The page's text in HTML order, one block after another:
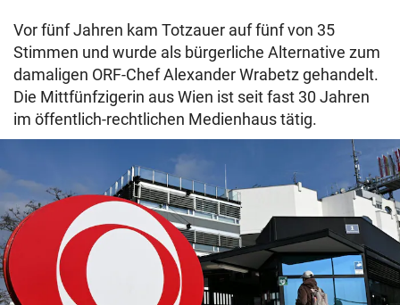
Vor fünf Jahren kam Totzauer auf fünf von 35
Stimmen und wurde als bürgerliche Alternative zum
damaligen ORF-Chef Alexander Wrabetz gehandelt.
Die Mittfünfzigerin aus Wien ist seit fast 30 Jahren
im öffentlich-rechtlichen Medienhaus tätig.